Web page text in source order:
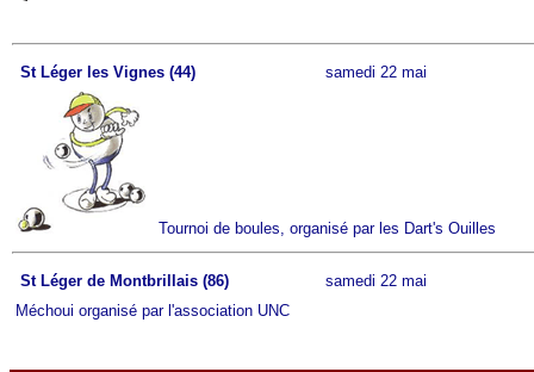
St Léger les Vignes (44) samedi 22 mai
Tournoi de boules, organisé par les Dart's Ouilles
St Léger de Montbrillais (86)
samedi 22 mai
Méchoui organisé par l'association UNC